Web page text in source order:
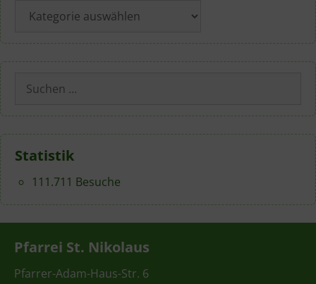
Suchen
nach:
Statistik
111.711 Besuche
Pfarrei St. Nikolaus
Pfarrer-Adam-Haus-Str. 6